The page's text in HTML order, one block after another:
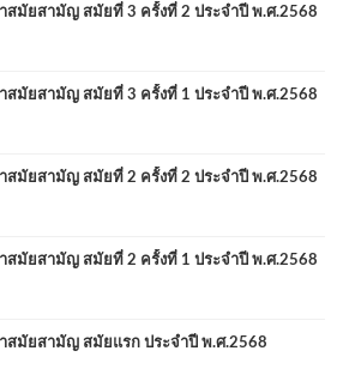
มัยสามัญ สมัยที่ 3 ครั้งที่ 2 ประจำปี พ.ศ.2568
มัยสามัญ สมัยที่ 3 ครั้งที่ 1 ประจำปี พ.ศ.2568
มัยสามัญ สมัยที่ 2 ครั้งที่ 2 ประจำปี พ.ศ.2568
มัยสามัญ สมัยที่ 2 ครั้งที่่ 1 ประจำปี พ.ศ.2568
มัยสามัญ สมัยแรก ประจำปี พ.ศ.2568